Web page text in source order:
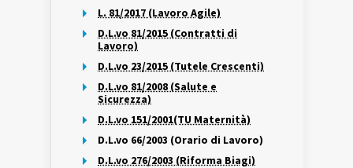
L. 81/2017 (Lavoro Agile)
D.L.vo 81/2015 (Contratti di
Lavoro)
D.L.vo 23/2015 (Tutele Crescenti)
D.L.vo 81/2008 (Salute e
Sicurezza)
D.L.vo 151/2001(TU Maternità)
D.L.vo 66/2003 (Orario di Lavoro)
D.L.vo 276/2003 (Riforma Biagi)